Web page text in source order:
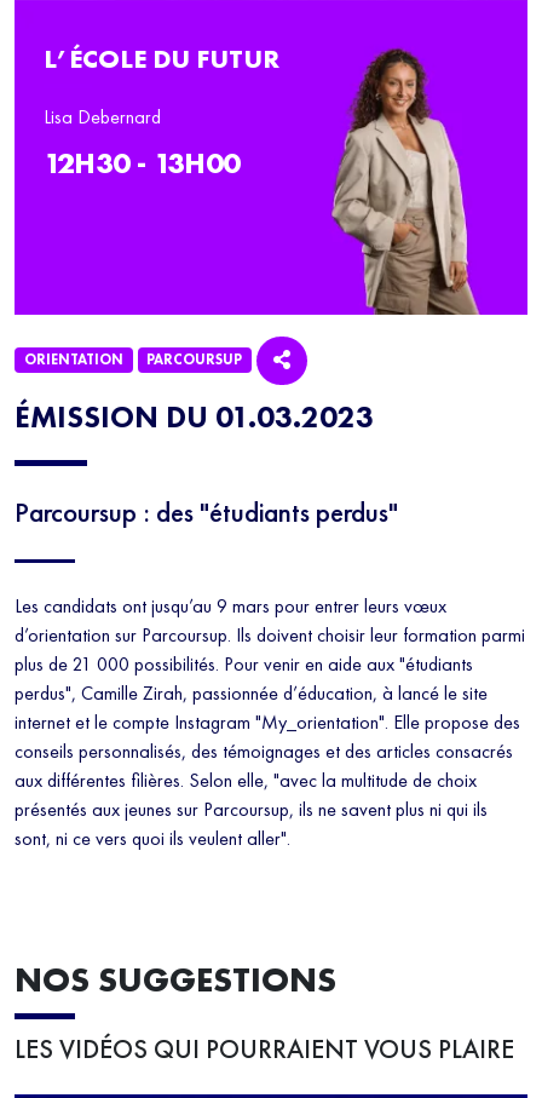
ÉMISSION DU 01.03.2023
Parcoursup : des "étudiants perdus"
Les candidats ont jusqu’au 9 mars pour entrer leurs vœux
d’orientation sur Parcoursup. Ils doivent choisir leur formation parmi
plus de 21 000 possibilités. Pour venir en aide aux "étudiants
perdus", Camille Zirah, passionnée d’éducation, à lancé le site
internet et le compte Instagram "My_orientation". Elle propose des
conseils personnalisés, des témoignages et des articles consacrés
aux différentes filières. Selon elle, "avec la multitude de choix
présentés aux jeunes sur Parcoursup, ils ne savent plus ni qui ils
sont, ni ce vers quoi ils veulent aller".
ORIENTATION PARCOURSUP
L’ÉCOLE DU FUTUR
Lisa Debernard
12H30 - 13H00
NOS SUGGESTIONS
LES VIDÉOS QUI POURRAIENT VOUS PLAIRE